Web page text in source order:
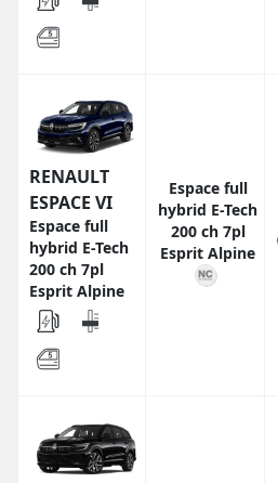
RENAULT
ESPACE VI
Espace full
hybrid E-Tech
200 ch 7pl
Esprit Alpine
Espace full
hybrid E-Tech
200 ch 7pl
Esprit Alpine